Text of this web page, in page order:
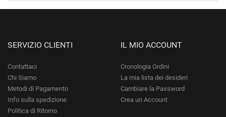
SERVIZIO CLIENTI
Contattaci
Chi Siamo
Metodi di Pagamento
Info sulla spedizione
Politica di Ritorno
IL MIO ACCOUNT
Cronologia Ordini
La mia lista dei desideri
Cambiare la Password
Crea un Account